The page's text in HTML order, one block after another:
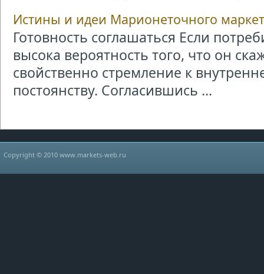
Истины и идеи Марионеточного
Готовность соглашаться Если
высока вероятность того, что он
свойственно стремление к
постоянству. Согласившись ...
Copyright © 2010 www.markets-web.ru